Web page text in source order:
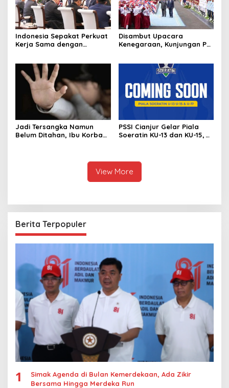
Indonesia Sepakat Perkuat
Kerja Sama dengan
Disambut Upacara
Kenegaraan, Kunjungan PM
Jadi Tersangka Namun
Belum Ditahan, Ibu Korban
Kasus Rudapksa Sampai
PSSI Cianjur Gelar Piala
Soeratin KU-13 dan KU-15,
View More
Berita Terpopuler
1
Simak Agenda di Bulan Kemerdekaan, Ada Zikir
Bersama Hingga Merdeka Run